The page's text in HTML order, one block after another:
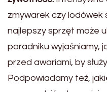
zmywarek czy lodówek
najlepszy sprzęt może
poradniku wyjaśniamy,
przed awariami, by
Podpowiadamy też,